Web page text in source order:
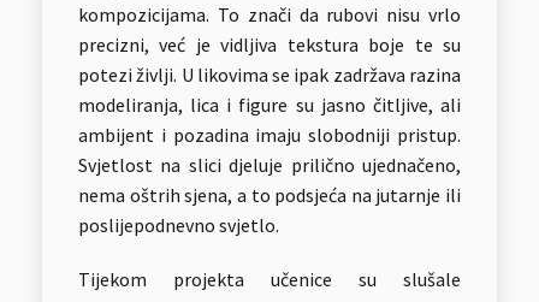
kompozicijama. To znači da rubovi nisu vrlo
precizni, već je vidljiva tekstura boje te su
potezi življi. U likovima se ipak zadržava razina
modeliranja, lica i figure su jasno čitljive, ali
ambijent i pozadina imaju slobodniji pristup.
Svjetlost na slici djeluje prilično ujednačeno,
nema oštrih sjena, a to podsjeća na jutarnje ili
poslijepodnevno svjetlo.
Tijekom projekta učenice su slušale